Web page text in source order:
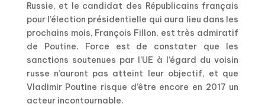
Russie, et le candidat des Républicains français
pour l’élection présidentielle qui aura lieu dans les
prochains mois, François Fillon, est très admiratif
de Poutine. Force est de constater que les
sanctions soutenues par l’UE à l’égard du voisin
russe n’auront pas atteint leur objectif, et que
Vladimir Poutine risque d’être encore en 2017 un
acteur incontournable.